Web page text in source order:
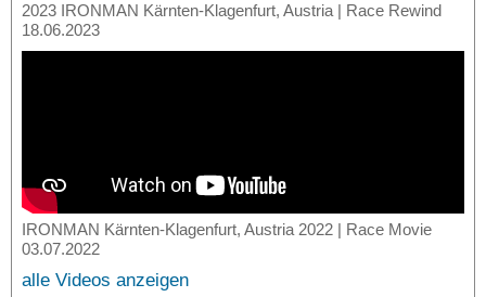
2023 IRONMAN Kärnten-Klagenfurt, Austria | Race Rewind
18.06.2023
IRONMAN Kärnten-Klagenfurt, Austria 2022 | Race Movie
03.07.2022
alle Videos anzeigen